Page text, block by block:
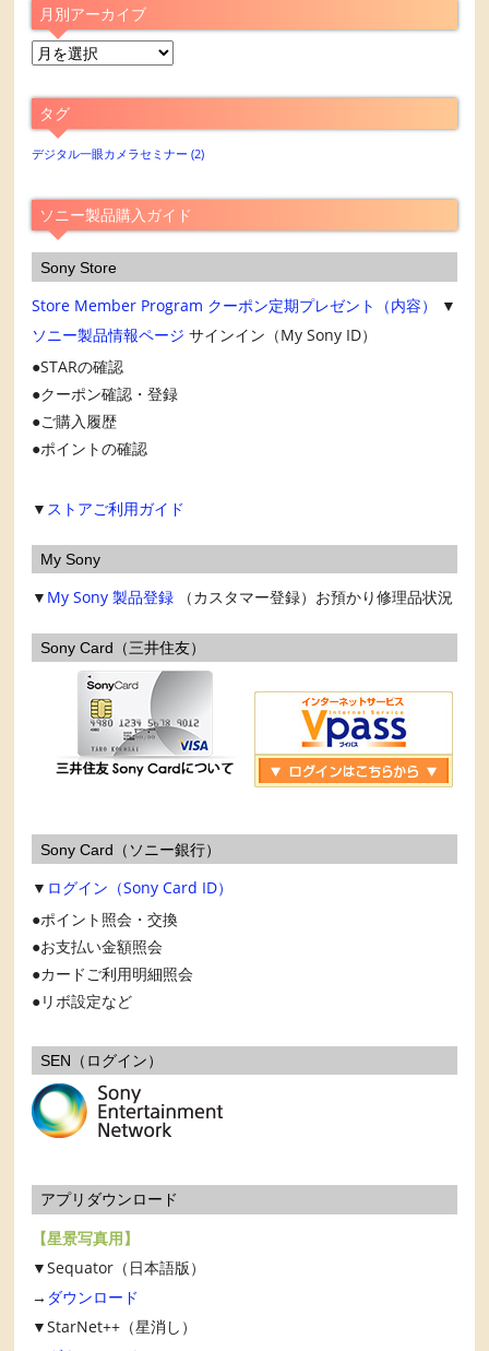
月別アーカイブ
月
ア
ー
カ
ブ
タグ
デジタル一眼カメラセミナー (2)
ソニー製品購入ガイド
Sony Store
Store Member Program クーポン定期プレゼント（内容）
▼
ソニー製品情報ページ サインイン（My Sony ID）
STARの確認
クーポン確認・登録
ご購入履歴
ポイントの確認
▼ ストアご利用ガイド
My Sony
▼ My Sony 製品登録 （カスタマー登録）お預かり修理品状況
Sony Card（三井住友）
Sony Card（ソニー銀行）
▼ ログイン（Sony Card ID）
ポイント照会・交換
お支払い金額照会
カードご利用明細照会
リボ設定など
SEN（ログイン）
アプリダウンロード
【星景写真用】
▼Sequator（日本語版）
→ ダウンロード
▼StarNet++（星消し）